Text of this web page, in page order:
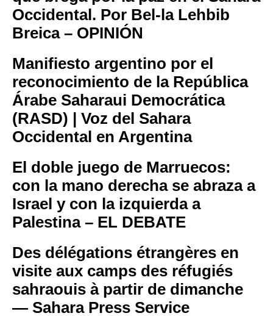
Occidental. Por Bel-la Lehbib
Breica – OPINIÓN
Manifiesto argentino por el
reconocimiento de la República
Árabe Saharaui Democrática
(RASD) | Voz del Sahara
Occidental en Argentina
El doble juego de Marruecos:
con la mano derecha se abraza a
Israel y con la izquierda a
Palestina – EL DEBATE
Des délégations étrangères en
visite aux camps des réfugiés
sahraouis à partir de dimanche
— Sahara Press Service